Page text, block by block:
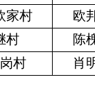
家村
欧
村
陈
村 肖